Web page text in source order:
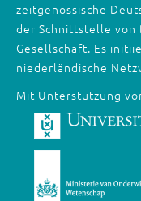
zeitgenössische
der Schnittstelle von
Gesellschaft. Es
niederländische
Mit Unterstützung